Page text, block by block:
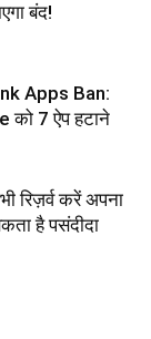
बंद!
Apps Ban:
7 ऐप हटाने
रिज़र्व करें अपना
है पसंदीदा